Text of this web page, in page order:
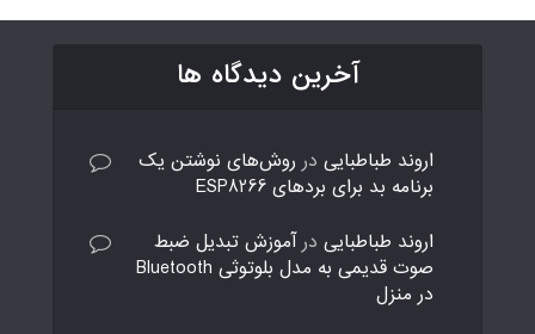
آخرین دیدگاه ها
اروند طباطبایی در روش‌های نوشتن یک
برنامه بد برای بردهای ESP8266
اروند طباطبایی درآموزش تبدیل ضبط
صوت قدیمی به مدل بلوتوثی Bluetooth
در منزل